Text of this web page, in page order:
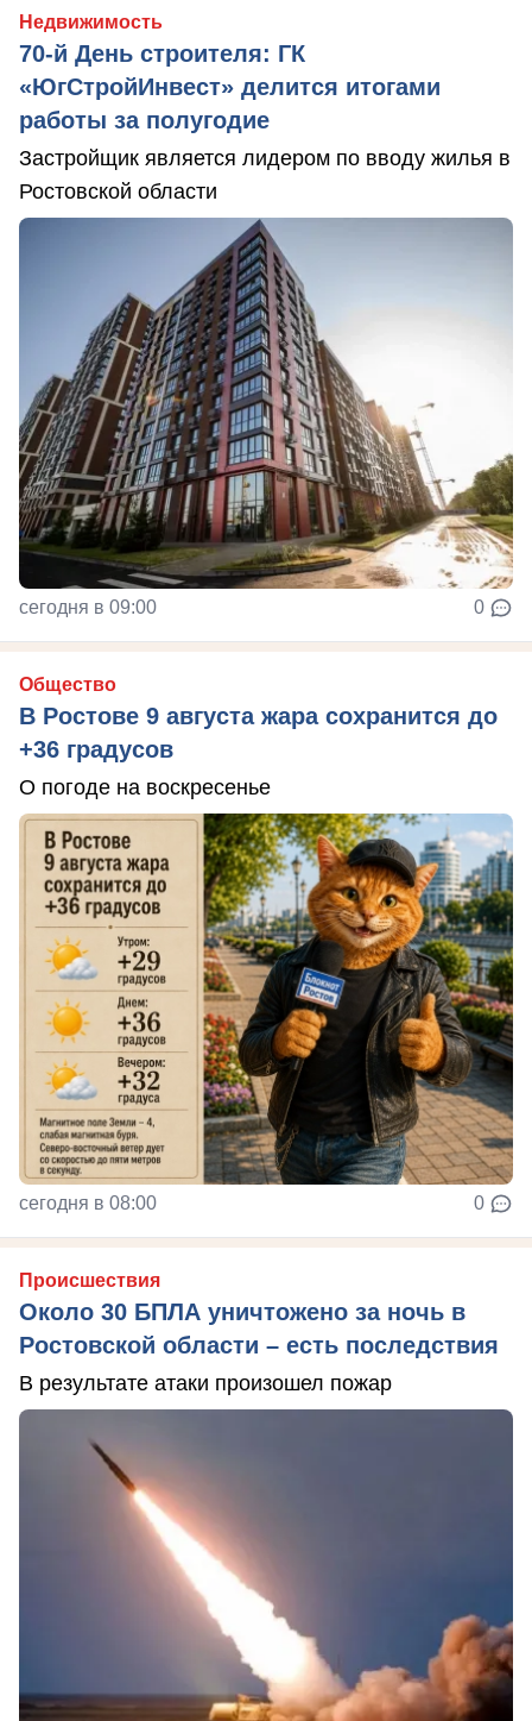
Недвижимость
70-й День строителя: ГК
«ЮгСтройИнвест» делится итогами
работы за полугодие
Застройщик является лидером по вводу жилья в
Ростовской области
сегодня в 09:00 0
Общество
В Ростове 9 августа жара сохранится до
+36 градусов
О погоде на воскресенье
сегодня в 08:00 0
Происшествия
Около 30 БПЛА уничтожено за ночь в
Ростовской области – есть последствия
В результате атаки произошел пожар